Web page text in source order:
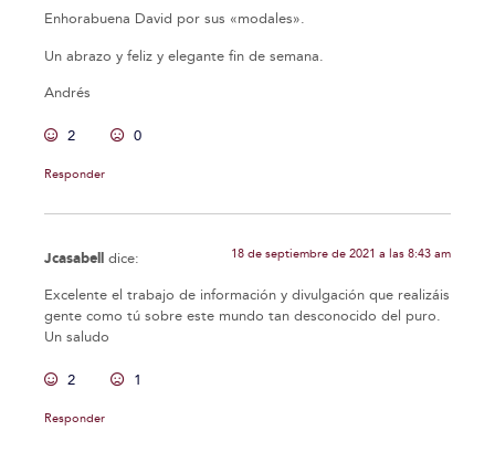
Enhorabuena David por sus «modales».
Un abrazo y feliz y elegante fin de semana.
Andrés
2 0
Responder
Jcasabell dice: 18 de septiembre de 2021 a las 8:43 am
Excelente el trabajo de información y divulgación que realizáis
gente como tú sobre este mundo tan desconocido del puro.
Un saludo
2 1
Responder